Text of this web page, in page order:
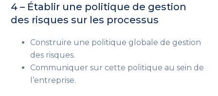
4 – Établir une politique de gestion
des risques sur les processus
Construire une politique globale de gestion
des risques.
Communiquer sur cette politique au sein de
l’entreprise.